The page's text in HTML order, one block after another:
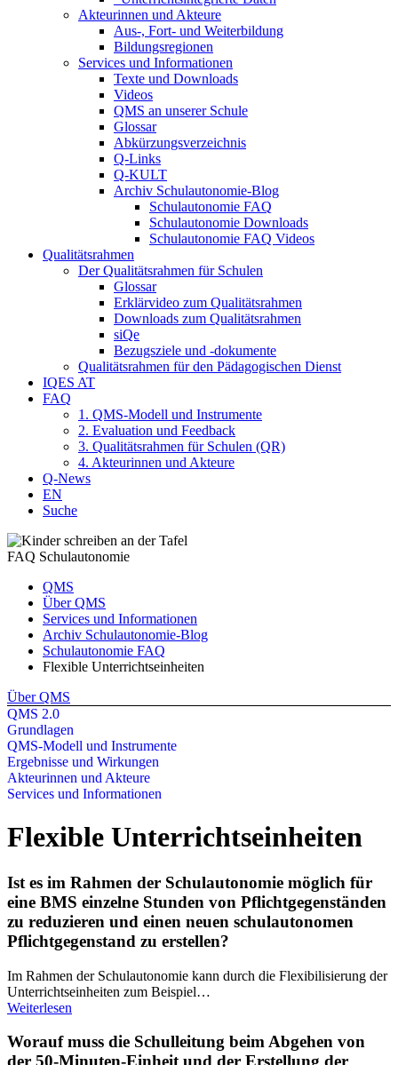
Akteurinnen und Akteure
Aus-, Fort- und Weiterbildung
Bildungsregionen
Services und Informationen
Texte und Downloads
Videos
QMS an unserer Schule
Glossar
Abkürzungsverzeichnis
Q-Links
Q-KULT
Archiv Schulautonomie-Blog
Schulautonomie FAQ
Schulautonomie Downloads
Schulautonomie FAQ Videos
Qualitätsrahmen
Der Qualitätsrahmen für Schulen
Glossar
Erklärvideo zum Qualitätsrahmen
Downloads zum Qualitätsrahmen
siQe
Bezugsziele und -dokumente
Qualitätsrahmen für den Pädagogischen Dienst
IQES AT
FAQ
1. QMS-Modell und Instrumente
2. Evaluation und Feedback
3. Qualitätsrahmen für Schulen (QR)
4. Akteurinnen und Akteure
Q-News
EN
Suche
FAQ Schul­auto­nomie
QMS
Über QMS
Services und Informationen
Archiv Schulautonomie-Blog
Schulautonomie FAQ
Flexible Unterrichtseinheiten
Über QMS
QMS 2.0
Grundlagen
QMS-Modell und Instrumente
Ergebnisse und Wirkungen
Akteurinnen und Akteure
Services und Informationen
Flexible Unterrichtseinheiten
Ist es im Rahmen der Schulautonomie möglich für
eine BMS einzelne Stunden von Pflichtgegenständen
zu reduzieren und einen neuen schulautonomen
Pflichtgegenstand zu erstellen?
Im Rahmen der Schulautonomie kann durch die Flexibilisierung der
Unterrichtseinheiten zum Beispiel…
Weiterlesen
Worauf muss die Schulleitung beim Abgehen von